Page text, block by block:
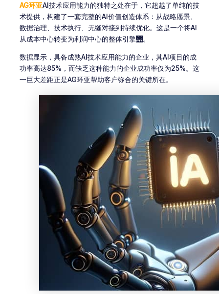
AG环亚AI技术应用能力的独特之处在于，它超越了单纯的技
术提供，构建了一套完整的AI价值创造体系：从战略愿景、
数据治理、技术执行、无缝对接到持续优化。这是一个将AI
从成本中心转变为利润中心的整体引擎🌉。
数据显示，具备成熟AI技术应用能力的企业，其AI项目的成
功率高达85%，而缺乏这种能力的企业成功率仅为25%。这
一巨大差距正是AG环亚帮助客户弥合的关键所在。